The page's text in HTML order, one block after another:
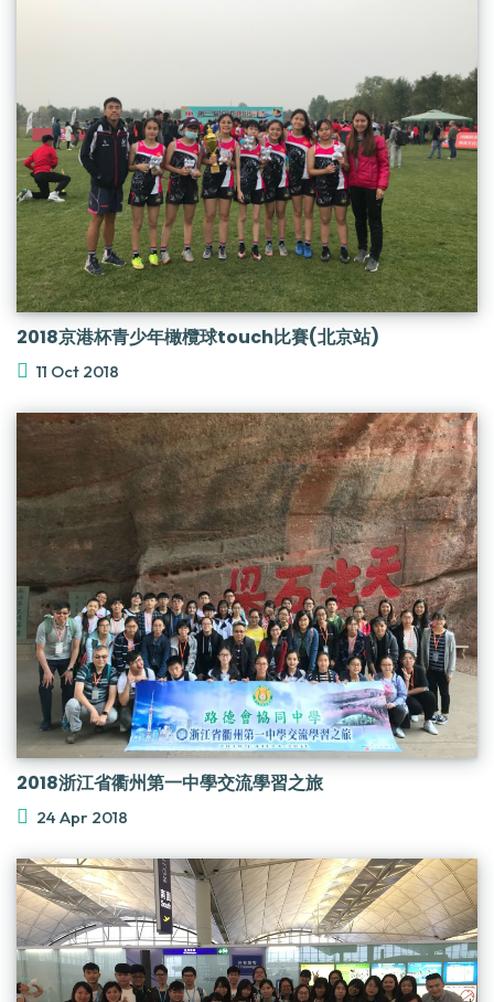
2018京港杯青少年橄欖球touch比賽(北京站)
11 Oct 2018
2018浙江省衢州第一中學交流學習之旅
24 Apr 2018